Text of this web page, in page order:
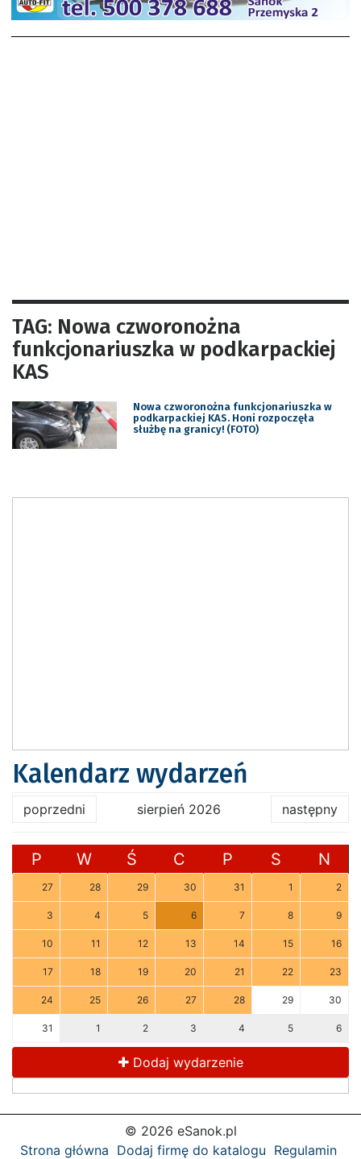
TAG: Nowa czworonożna
funkcjonariuszka w podkarpackiej
KAS
Nowa czworonożna funkcjonariuszka w
podkarpackiej KAS. Honi rozpoczęła
służbę na granicy! (FOTO)
Kalendarz wydarzeń
poprzedni sierpień 2026 następny
P W Ś C P S N
27 28 29 30 31 1 2
3 4 5 6 7 8 9
10 11 12 13 14 15 16
17 18 19 20 21 22 23
24 25 26 27 28 29 30
31 1 2 3 4 5 6
Dodaj wydarzenie
© 2026 eSanok.pl
Strona główna Dodaj firmę do katalogu Regulamin